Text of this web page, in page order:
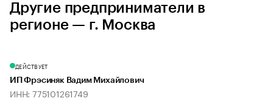
Другие предприниматели в
регионе — г. Москва
ДЕЙСТВУЕТ
ИП Фрэсиняк Вадим Михайлович
ИНН: 775101261749